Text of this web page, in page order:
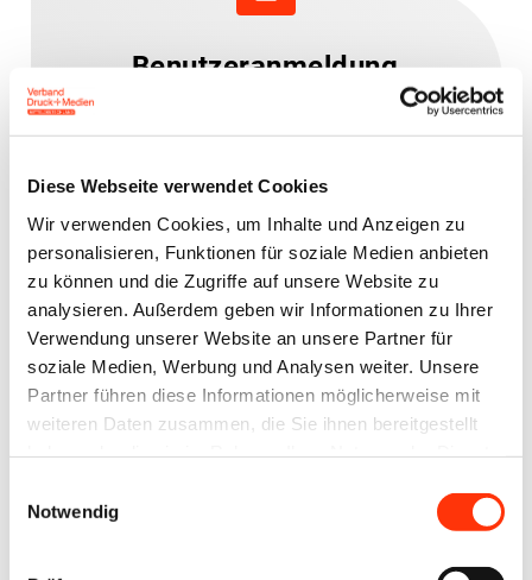
Diese Webseite verwendet Cookies
Wir verwenden Cookies, um Inhalte und Anzeigen zu
personalisieren, Funktionen für soziale Medien anbieten
zu können und die Zugriffe auf unsere Website zu
analysieren. Außerdem geben wir Informationen zu Ihrer
Verwendung unserer Website an unsere Partner für
soziale Medien, Werbung und Analysen weiter. Unsere
Partner führen diese Informationen möglicherweise mit
weiteren Daten zusammen, die Sie ihnen bereitgestellt
Notwendig
Benutzeranmeldung
Passwort ein, um sich an der
Website anzumelden.
E-Mail-Adresse